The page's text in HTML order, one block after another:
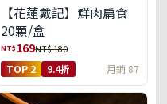
【花蓮戴記】鮮肉扁食
20顆/盒
NT$ 169NT$ 180
TOP 2 9.4折 月銷 87